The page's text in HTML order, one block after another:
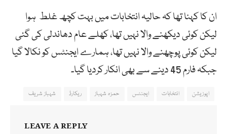
ان کا کہنا تھا کہ حالیہ انتخابات میں بہت کچھ غلط ہوا
لیکن کوئی دیکھنے والا نہیں تھا، کھلے عام دھاندلی کی گئی
لیکن کوئی پوچھنے والا نہیں تھا، ہمارے ایجنٹس کو نکالا گیا
جبکہ فارم 45 دینے سے بھی انکار کردیا گیا۔
اپوزیشن انتخابات ایجنٹس حمزہ شہباز ریکارڈ شہباز شریف
LEAVE A REPLY